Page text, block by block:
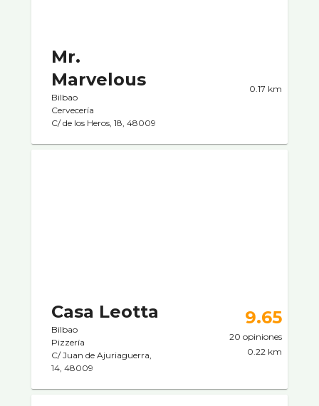
Mr.
Marvelous
Bilbao
Cervecerí­a
C/ de los Heros, 18, 48009
0.17 km
Casa Leotta
Bilbao
Pizzerí­a
C/ Juan de Ajuriaguerra,
14, 48009
9.65
20 opiniones
0.22 km